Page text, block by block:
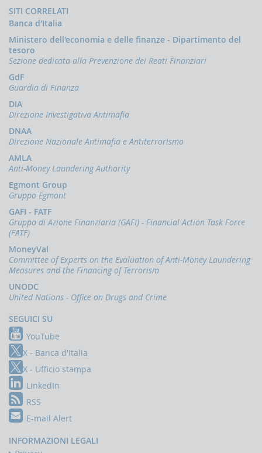
Segnalazioni
operazioni
sospette
(SOS)
Sospensione
operazioni
sospette
Segnalazioni
AntiRiciclaggio
Aggregate
Comunicazioni
oggettive
(OGG)
Dichiarazioni
in
oro
(ORO)
Comunicazioni
sanzioni
finanziarie
Comunicazioni
Russia
Bielorussia
(DEPRU,
TRU,
RUS,
CBR)
SITI CORRELATI
Banca d'Italia
Ministero dell'economia e delle finanze - Dipartimento del
tesoro
Sezione dedicata alla Prevenzione dei Reati Finanziari
GdF
Guardia di Finanza
DIA
Direzione Investigativa Antimafia
DNAA
Direzione Nazionale Antimafia e Antiterrorismo
AMLA
Anti-Money Laundering Authority
Egmont Group
Gruppo Egmont
GAFI - FATF
Gruppo di Azione Finanziaria (GAFI) - Financial Action Task Force
(FATF)
MoneyVal
Committee of Experts on the Evaluation of Anti-Money Laundering
Measures and the Financing of Terrorism
UNODC
United Nations - Office on Drugs and Crime
SEGUICI SU
YouTube
X - Banca d'Italia
X - Ufficio stampa
LinkedIn
RSS
E-mail Alert
INFORMAZIONI LEGALI